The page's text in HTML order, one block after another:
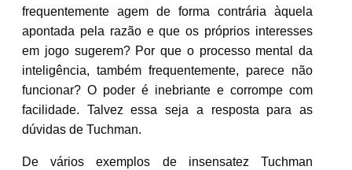
frequentemente agem de forma contrária àquela
apontada pela razão e que os próprios interesses
em jogo sugerem? Por que o processo mental da
inteligência, também frequentemente, parece não
funcionar? O poder é inebriante e corrompe com
facilidade. Talvez essa seja a resposta para as
dúvidas de Tuchman.
De vários exemplos de insensatez Tuchman